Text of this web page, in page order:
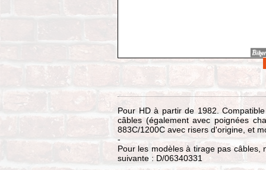
Pour HD à partir de 1982.
câbles (également avec poignées
883C/1200C avec risers d'origine, et
-
Pour les modèles à tirage pas câbles,
suivante : D/06340331